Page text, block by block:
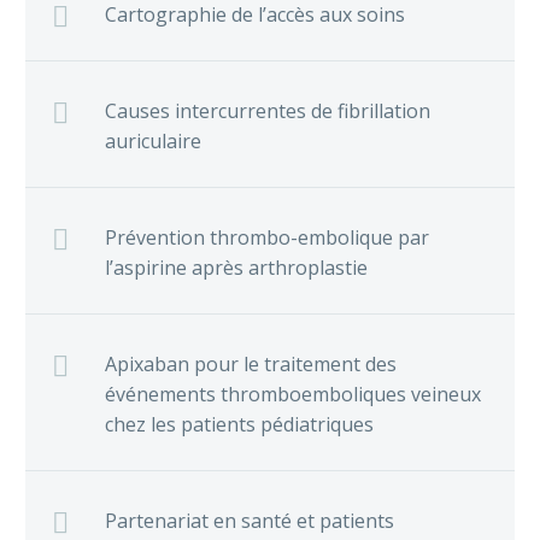
Risque d’AVC et dépistage de la
Lien entre café et fibrillation
auriculaire
anticonvulsivants
15 Juil 2024
Cartographie de l’accès aux soins
Causes intercurrentes de fibrillation
auriculaire
Prévention thrombo-embolique par
l’aspirine après arthroplastie
Apixaban pour le traitement des
événements thromboemboliques veineux
chez les patients pédiatriques
Partenariat en santé et patients